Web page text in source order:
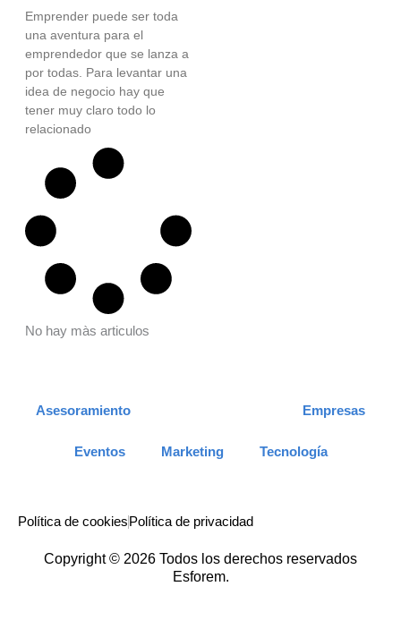
Emprender puede ser toda
una aventura para el
emprendedor que se lanza a
por todas. Para levantar una
idea de negocio hay que
tener muy claro todo lo
relacionado
No hay màs articulos
Asesoramiento Empresas
Eventos Marketing Tecnología
Política de cookies Política de privacidad
Copyright © 2026 Todos los derechos reservados
Esforem.